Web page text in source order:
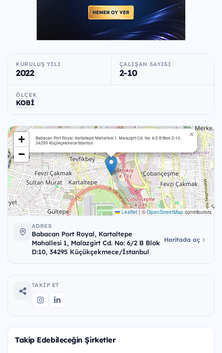
KURULUŞ YILI
2022
ÇALIŞAN SAYISI
2-10
ÖLÇEK
KOBİ
Babacan Port Royal, Kartaltepe Mahallesi 1, Malazgirt Cd. No: 6/2 B Blok D:10,
34295 Küçükçekmece/İstanbul
×
+
−
Leaflet |©OpenStreetMap contributors
ADRES
Babacan Port Royal, Kartaltepe
Mahallesi 1, Malazgirt Cd. No: 6/2 B Blok
D:10, 34295 Küçükçekmece/İstanbul
Haritada aç
TAKIP ET
Takip Edebileceğin Şirketler